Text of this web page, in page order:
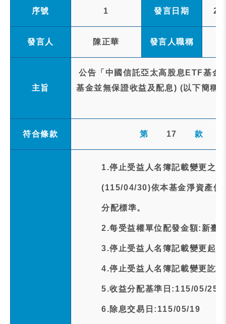
序號 1 發言日期
發言人 陳正華 發言人職稱
主旨
公告「中國信託亞太高股息ETF基金
基金並無保證收益及配息) (以下簡稱
符合條款 第 17 款
1.停止受益人名簿記載變更之
(115/04/30)依本基金淨資產價
分配標準。
2.每受益權單位配發金額:新臺
3.停止受益人名簿記載變更起
4.停止受益人名簿記載變更訖
5.收益分配基準日:115/05/25
6.除息交易日:115/05/19